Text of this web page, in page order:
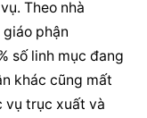
Theo nhà
giáo phận
số linh mục đang
khác cũng mất
vụ trục xuất và